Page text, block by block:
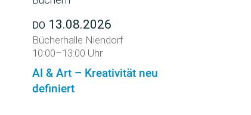
DO 13.08.2026
Bücherhalle Niendorf
10:00–13:00 Uhr
AI & Art – Kreativität neu
definiert